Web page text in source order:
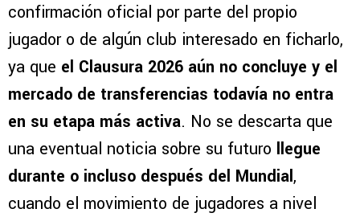
confirmación oficial por parte del propio
jugador o de algún club interesado en ficharlo,
ya que el Clausura 2026 aún no concluye y el
mercado de transferencias todavía no entra
en su etapa más activa. No se descarta que
una eventual noticia sobre su futuro llegue
durante o incluso después del Mundial,
cuando el movimiento de jugadores a nivel